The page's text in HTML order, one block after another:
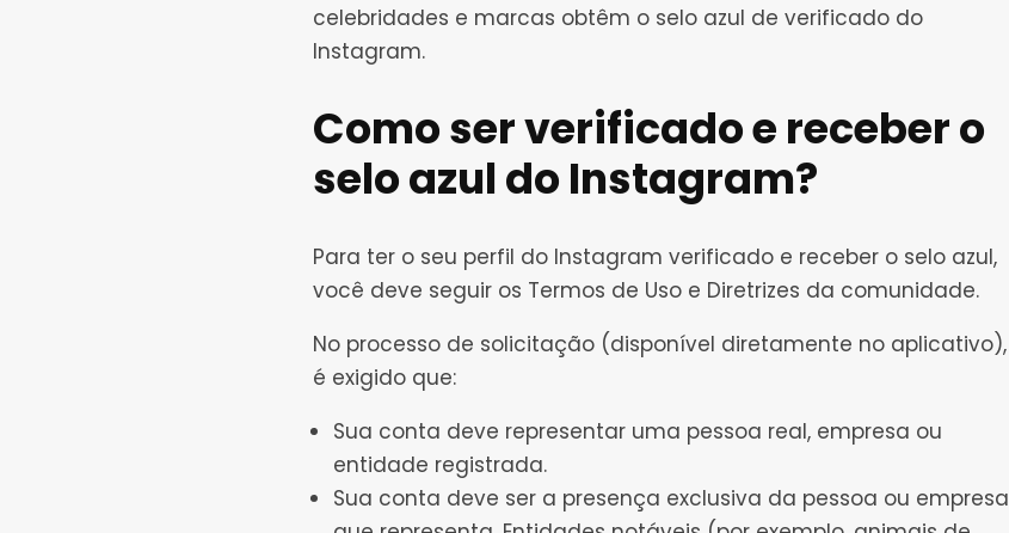
celebridades e marcas obtêm o selo azul de verificado do
Instagram.
Como ser verificado e receber o
selo azul do Instagram?
Para ter o seu perfil do Instagram verificado e receber o selo azul,
você deve seguir os Termos de Uso e Diretrizes da comunidade.
No processo de solicitação (disponível diretamente no aplicativo),
é exigido que:
Sua conta deve representar uma pessoa real, empresa ou
entidade registrada.
Sua conta deve ser a presença exclusiva da pessoa ou empresa